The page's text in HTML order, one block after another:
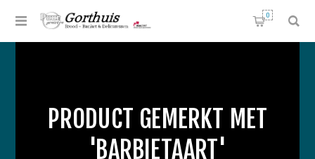
0
PRODUCT GEMERKT MET
'BARBIETAART'